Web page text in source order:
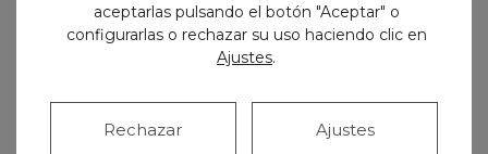
primeros días.
No utilices pajitas. La succión de líquidos
puede tener efectos negativos en la
Mastica por el lado opuesto
para no
aceptarlas pulsando el botón "Aceptar" o
configurarlas o rechazar su uso haciendo clic en
Ajustes.
Rechazar Ajustes